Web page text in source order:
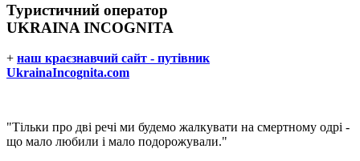
Туристичний оператор
UKRAINA INCOGNITA
+ наш краєзнавчий сайт - путівник
UkrainaIncognita.com
"Тільки про дві речі ми будемо жалкувати на смертному одрі -
що мало любили і мало подорожували."